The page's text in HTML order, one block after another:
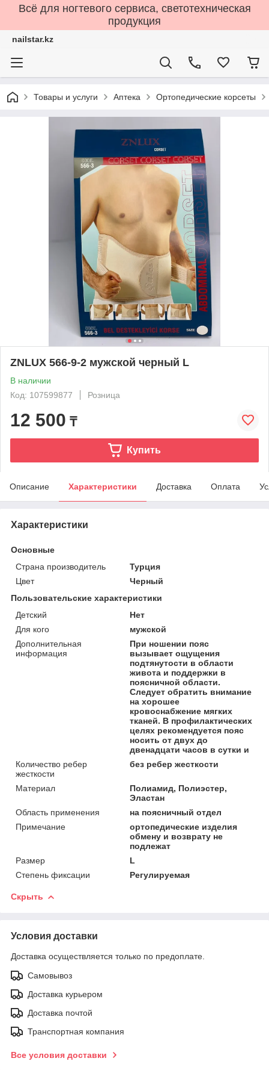
Всё для ногтевого сервиса, светотехническая
продукция
nailstar.kz
Товары и услуги Аптека Ортопедические корсеты
ZNLUX 566-9-2 мужской черный L
В наличии
Код: 107599877
Розница
12 500 ₸
Купить
Описание Характеристики Доставка Оплата
Характеристики
Основные
Страна производитель
Турция
Цвет
Черный
Пользовательские характеристики
Детский
Нет
Для кого
мужской
Дополнительная
информация
При ношении пояс
вызывает ощущения
подтянутости в области
живота и поддержки в
поясничной области.
Следует обратить внимание
на хорошее
кровоснабжение мягких
тканей. В профилактических
целях рекомендуется пояс
носить от двух до
двенадцати часов в сутки и
Количество ребер
жесткости
без ребер жесткости
Материал
Полиамид, Полиэстер,
Эластан
Область применения
на поясничный отдел
Примечание
ортопедические изделия
обмену и возврату не
подлежат
Размер
L
Степень фиксации
Регулируемая
Скрыть
Условия доставки
Доставка осуществляется только по предоплате.
Самовывоз
Доставка курьером
Доставка почтой
Транспортная компания
Все условия доставки